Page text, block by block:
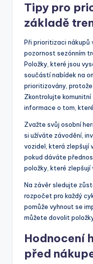
Tipy pro
základě
Při prioritizaci nákupů
pozornost sezónním
Položky, které jsou
součástí nabídek na
prioritizovány,
Zkontrolujte
informace o tom,
Zvažte svůj osobní
si užíváte závodění,
vozidel, která zlepšují
pokud dáváte
položky, které
Na závěr sledujte
rozpočet pro každý
pomůže vyhnout se
můžete dovolit
Hodnocení
před